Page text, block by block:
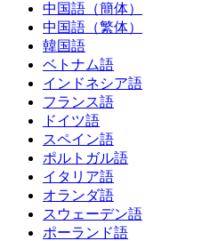
中国語（簡体）
中国語（繁体）
韓国語
ベトナム語
インドネシア語
フランス語
ドイツ語
スペイン語
ポルトガル語
イタリア語
オランダ語
スウェーデン語
ポーランド語